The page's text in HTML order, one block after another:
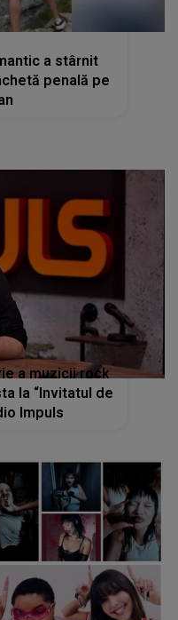
a stârnit
penală pe
a muzicii rock
la “Invitatul de
Impuls